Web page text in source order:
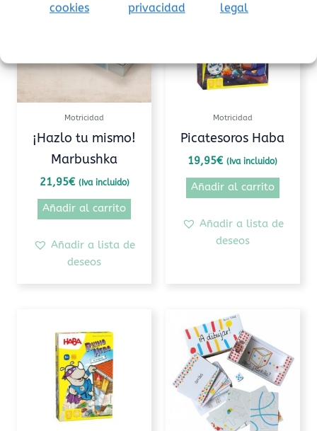
cookies
privacidad
legal
Motricidad
¡Hazlo tu mismo!
Marbushka
21,95€ (Iva incluido)
Añadir al carrito
Añadir a lista de
deseos
Motricidad
Picatesoros Haba
19,95€ (Iva incluido)
Añadir al carrito
Añadir a lista de
deseos